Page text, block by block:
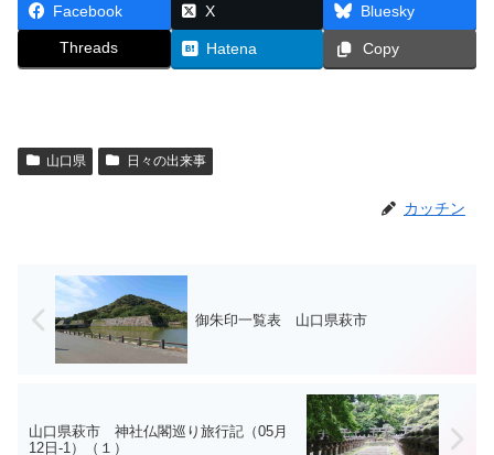
Facebook X Bluesky
Threads Hatena Copy
山口県 日々の出来事
カッチン
御朱印一覧表 山口県萩市
山口県萩市 神社仏閣巡り旅行記（05月
12日-1）（１）